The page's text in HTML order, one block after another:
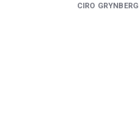
CIRO GRYNBERG